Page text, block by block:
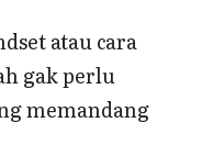
atau cara
gak perlu
memandang